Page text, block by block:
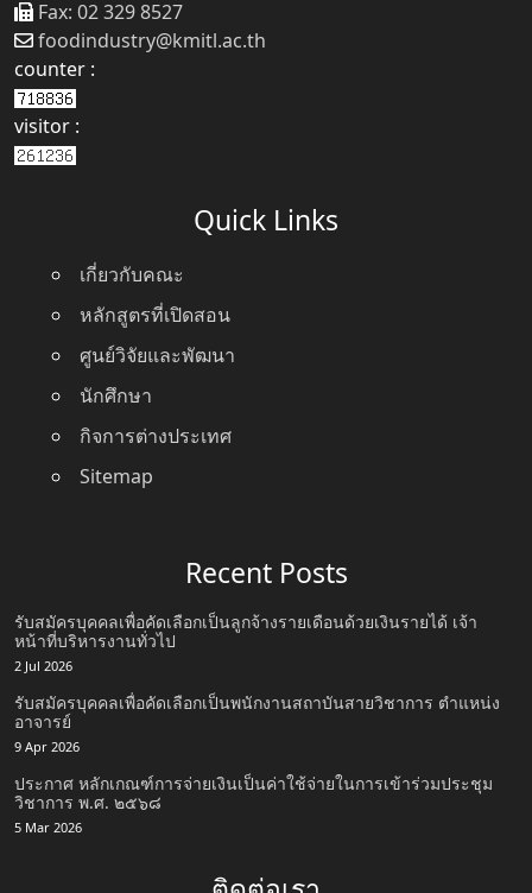
Fax: 02 329 8527
foodindustry@kmitl.ac.th
counter :
visitor :
Quick Links
เกี่ยวกับคณะ
หลักสูตรที่เปิดสอน
ศูนย์วิจัยและพัฒนา
นักศึกษา
กิจการต่างประเทศ
Sitemap
Recent Posts
รับสมัครบุคคลเพื่อคัดเลือกเป็นลูกจ้างรายเดือนด้วยเงินรายได้ เจ้า
หน้าที่บริหารงานทั่วไป
2 Jul 2026
รับสมัครบุคคลเพื่อคัดเลือกเป็นพนักงานสถาบันสายวิชาการ ตําแหน่ง
อาจารย์
9 Apr 2026
ประกาศ หลักเกณฑ์การจ่ายเงินเป็นค่าใช้จ่ายในการเข้าร่วมประชุม
วิชาการ พ.ศ. ๒๕๖๘
5 Mar 2026